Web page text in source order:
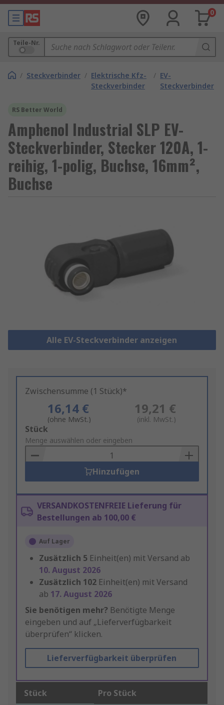
0
Teile-Nr.
/ Steckverbinder / Elektrische Kfz-
Steckverbinder
/ EV-
Steckverbinder
RS Better World
Amphenol Industrial SLP EV-
Steckverbinder, Stecker 120A, 1-
reihig, 1-polig, Buchse, 16mm²,
Buchse
Alle EV-Steckverbinder anzeigen
Zwischensumme (1 Stück)*
16,14 €
(ohne MwSt.)
19,21 €
(inkl. MwSt.)
Add
to
Basket
Stück
Menge auswählen oder eingeben
Hinzufügen
VERSANDKOSTENFREIE Lieferung für
Bestellungen ab 100,00 €
Auf Lager
Zusätzlich 5 Einheit(en) mit Versand ab
10. August 2026
Zusätzlich 102 Einheit(en) mit Versand
ab 17. August 2026
Sie benötigen mehr? Benötigte Menge
eingeben und auf „Lieferverfügbarkeit
überprüfen“ klicken.
Lieferverfügbarkeit überprüfen
Stück Pro Stück